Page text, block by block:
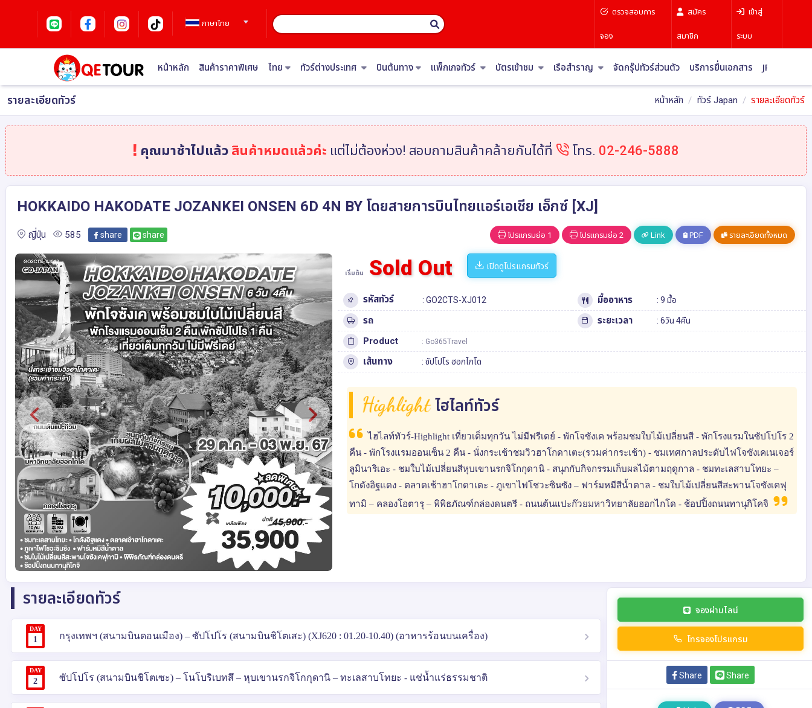
ภาษาไทย
ตรวจสอบการ
จอง
สมัคร
สมาชิก
เข้าสู่
ระบบ
หน้าหลัก สินค้าราคาพิเศษ ไทย ทัวร์ต่างประเทศ บินต้นทาง แพ็กเกจทัวร์ บัตรเข้าชม เรือสำราญ จัดกรุ๊ปทัวร์ส่วนตัว บริการยื่นเอกสาร JR Pass
รายละเอียดทัวร์ หน้าหลัก ทัวร์ Japan รายละเอียดทัวร์
คุณมาช้าไปแล้ว สินค้าหมดแล้วค่ะ แต่ไม่ต้องห่วง! สอบถามสินค้าคล้ายกันได้ที่ โทร. 02-246-5888
HOKKAIDO HAKODATE JOZANKEI ONSEN 6D 4N BY โดยสายการบินไทยแอร์เอเชีย เอ็กซ์ [XJ]
ญี่ปุ่น 585 share share โปรแกรมย่อ 1 โปรแกรมย่อ 2 Link PDF รายละเอียดทั้งหมด
เริ่มต้น Sold Out เปิดดูโปรแกรมทัวร์
รหัสทัวร์ : GO2CTS-XJ012 มื้ออาหาร : 9 มื้อ
รถ ระยะเวลา : 6วัน 4คืน
Product : Go365Travel
เส้นทาง :ซัปโปโร ฮอกไกโด
Highlight ไฮไลท์ทัวร์
ไฮไลท์ทัวร์-Highlight เที่ยวเต็มทุกวัน ไม่มีฟรีเดย์ - พักโจซังเค พร้อมชมใบไม้เปลี่ยนสี - พักโรงแรมในซัปโปโร 2
คืน - พักโรงแรมออนเซ็น 2 คืน - นั่งกระเช้าชมวิวฮาโกดาเตะ(รวมค่ากระเช้า) - ชมเทศกาลประดับไฟโจซังเคเนเจอร์
ลูมินาริเอะ - ชมใบไม้เปลี่ยนสีหุบเขานรกจิโกกุดานิ - สนุกกับกิจกรรมเก็บผลไม้ตามฤดูกาล - ชมทะเลสาบโทยะ –
โกดังอิฐแดง - ตลาดเช้าฮาโกดาเตะ - ภูเขาไฟโชวะซินซัง – ฟาร์มหมีสีน้ำตาล - ชมใบไม้เปลี่ยนสีสะพานโจซังเคฟุ
ทามิ – คลองโอตารุ – พิพิธภัณฑ์กล่องดนตรี - ถนนต้นแปะก๊วยมหาวิทยาลัยฮอกไกโด - ช้อปปิ้งถนนทานุกิโคจิ
รายละเอียดทัวร์
DAY
1 กรุงเทพฯ (สนามบินดอนเมือง) – ซัปโปโร (สนามบินชิโตเสะ) (XJ620 : 01.20-10.40) (อาหารร้อนบนเครื่อง)
DAY
2 ซัปโปโร (สนามบินชิโตเซะ) – โนโบริเบทสึ – หุบเขานรกจิโกกุดานิ – ทะเลสาบโทยะ - แช่น้ำแร่ธรรมชาติ
จองผ่านไลน์
โทรจองโปรแกรม
Share Share